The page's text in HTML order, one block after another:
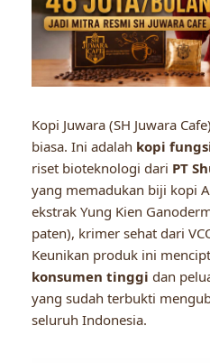
Kopi Juwara (SH Juwara
biasa. Ini adalah kopi
riset bioteknologi dari PT
yang memadukan biji kopi
ekstrak Yung Kien
paten), krimer sehat dari
Keunikan produk ini
konsumen tinggi dan
yang sudah terbukti
seluruh Indonesia.